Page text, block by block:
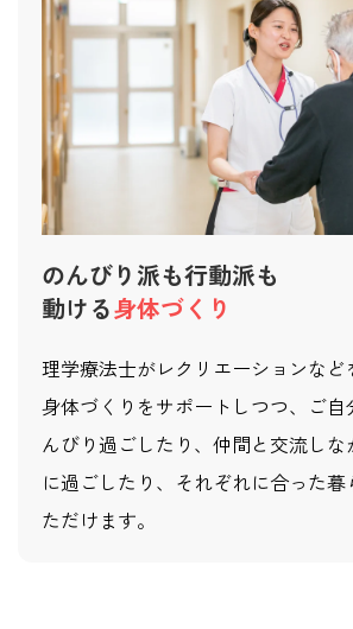
のんびり派も行動派も
動ける身体づくり
理学療法士がレクリエーションなど
身体づくりをサポートしつつ、ご自
んびり過ごしたり、仲間と交流し
に過ごしたり、それぞれに合った
ただけます。